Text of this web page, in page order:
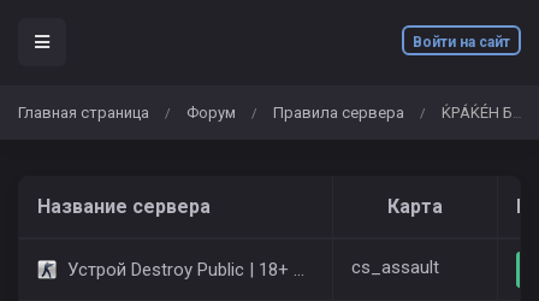
Войти на сайт
Главная страница / Форум / Правила сервера / ЌРÁЌÉH Бот — всё, что нужно, — в одном диалоге
Название сервера Карта
Устрой Destroy Public | 18+ Only Dust2 cs_assault